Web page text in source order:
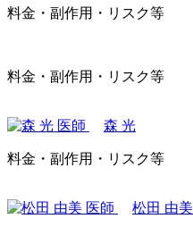
料金・副作用・リスク等
料金・副作用・リスク等
森 光
料金・副作用・リスク等
松田 由美